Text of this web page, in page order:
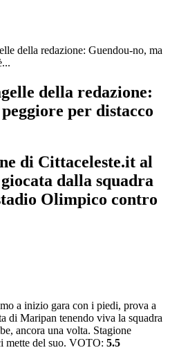
della redazione: Guendou-no, ma
della redazione:
per distacco
di Cittaceleste.it al
dalla squadra
Olimpico contro
a inizio gara con i piedi, prova a
di Maripan tenendo viva la squadra
ancora una volta. Stagione
mette del suo. VOTO: 5.5